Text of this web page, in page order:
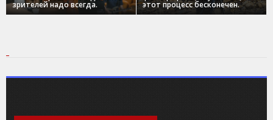
зрителей надо всегда. этот процесс бесконечен.